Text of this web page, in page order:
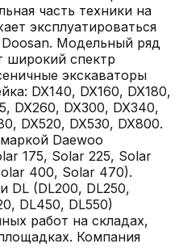
часть техники на
эксплуатироваться
Модельный ряд
широкий спектр
экскаваторы
DX140, DX160, DX180,
DX260, DX300, DX340,
DX520, DX530, DX800.
Daewoo
175, Solar 225, Solar
400, Solar 470).
DL (DL200, DL250,
DL450, DL550)
работ на складах,
Компания